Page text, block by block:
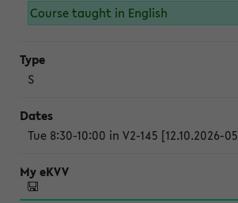
Course taught in English
S
Tue 8:30-10:00 in V2-145 [12.10.2026-